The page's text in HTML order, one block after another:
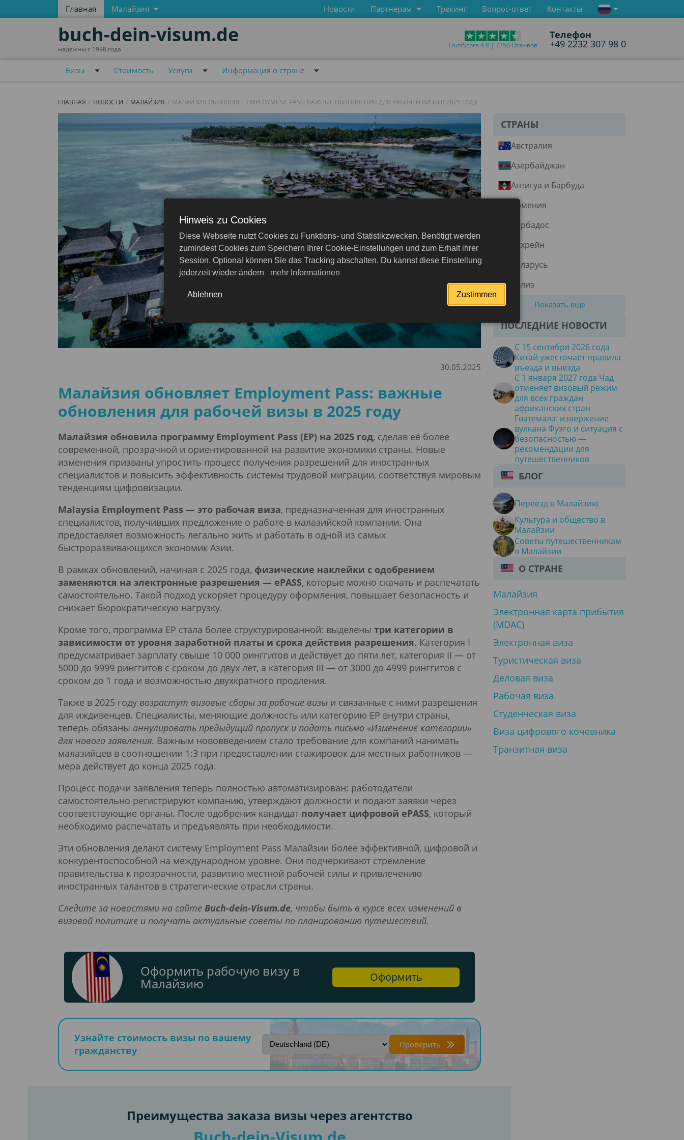
Главная Малайзия Новости Партнерам Трекинг Вопрос-ответ Контакты
buch-dein-visum.de
надежны с 1998 года TrustScore 4.8 | 7350 Отзывов
Телефон
+49 2232 307 98 0
Визы Стоимость Услуги Информация о стране
ГЛАВНАЯ НОВОСТИ МАЛАЙЗИЯ МАЛАЙЗИЯ ОБНОВЛЯЕТ EMPLOYMENT PASS: ВАЖНЫЕ ОБНОВЛЕНИЯ ДЛЯ РАБОЧЕЙ ВИЗЫ В 2025 ГОДУ
30.05.2025
Малайзия обновляет Employment Pass: важные
обновления для рабочей визы в 2025 году
Малайзия обновила программу Employment Pass (EP) на 2025 год, сделав её более
современной, прозрачной и ориентированной на развитие экономики страны. Новые
изменения призваны упростить процесс получения разрешений для иностранных
специалистов и повысить эффективность системы трудовой миграции, соответствуя мировым
тенденциям цифровизации.
Malaysia Employment Pass — это рабочая виза, предназначенная для иностранных
специалистов, получивших предложение о работе в малазийской компании. Она
предоставляет возможность легально жить и работать в одной из самых
быстроразвивающихся экономик Азии.
В рамках обновлений, начиная с 2025 года, физические наклейки с одобрением
заменяются на электронные разрешения — ePASS, которые можно скачать и распечатать
самостоятельно. Такой подход ускоряет процедуру оформления, повышает безопасность и
снижает бюрократическую нагрузку.
Кроме того, программа EP стала более структурированной: выделены три категории в
зависимости от уровня заработной платы и срока действия разрешения. Категория I
предусматривает зарплату свыше 10 000 ринггитов и действует до пяти лет, категория II — от
5000 до 9999 ринггитов с сроком до двух лет, а категория III — от 3000 до 4999 ринггитов с
сроком до 1 года и возможностью двухкратного продления.
Также в 2025 году возрастут визовые сборы за рабочие визы и связанные с ними разрешения
для иждивенцев. Специалисты, меняющие должность или категорию EP внутри страны,
теперь обязаны аннулировать предыдущий пропуск и подать письмо «Изменение категории»
для нового заявления. Важным нововведением стало требование для компаний нанимать
малазийцев в соотношении 1:3 при предоставлении стажировок для местных работников —
мера действует до конца 2025 года.
Процесс подачи заявления теперь полностью автоматизирован: работодатели
самостоятельно регистрируют компанию, утверждают должности и подают заявки через
соответствующие органы. После одобрения кандидат получает цифровой ePASS, который
необходимо распечатать и предъявлять при необходимости.
Эти обновления делают систему Employment Pass Малайзии более эффективной, цифровой и
конкурентоспособной на международном уровне. Они подчеркивают стремление
правительства к прозрачности, развитию местной рабочей силы и привлечению
иностранных талантов в стратегические отрасли страны.
Следите за новостями на сайте Buch-dein-Visum.de, чтобы быть в курсе всех изменений в
визовой политике и получать актуальные советы по планированию путешествий.
Оформить рабочую визу в
Малайзию Оформить
Узнайте стоимость визы по вашему
гражданству
Проверить
Преимущества заказа визы через агентство
СТРАНЫ
Австралия
Азербайджан
Антигуа и Барбуда
Армения
Барбадос
Бахрейн
Беларусь
Белиз
Показать еще
ПОСЛЕДНИЕ НОВОСТИ
С 15 сентября 2026 года
Китай ужесточает правила
въезда и выезда
С 1 января 2027 года Чад
отменяет визовый режим
для всех граждан
африканских стран
Гватемала: извержение
вулкана Фуэго и ситуация с
безопасностью —
рекомендации для
путешественников
БЛОГ
Переезд в Малайзию
Культура и общество в
Малайзии
Советы путешественникам
в Малайзии
О СТРАНЕ
Малайзия
Электронная карта прибытия
(MDAC)
Электронная виза
Туристическая виза
Деловая виза
Рабочая виза
Студенческая виза
Виза цифрового кочевника
Транзитная виза
Hinweis zu Cookies
Diese Webseite nutzt Cookies zu Funktions- und Statistikzwecken. Benötigt werden
zumindest Cookies zum Speichern Ihrer Cookie-Einstellungen und zum Erhalt ihrer
Session. Optional können Sie das Tracking abschalten. Du kannst diese Einstellung
jederzeit wieder ändern
mehr Informationen
Ablehnen Zustimmen